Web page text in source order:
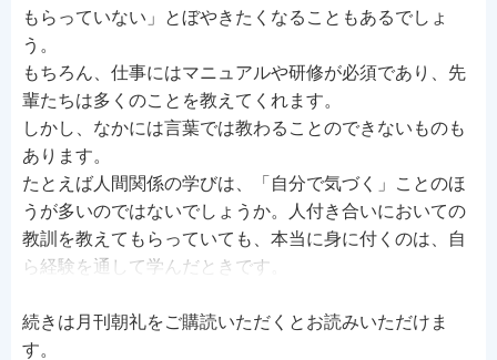
もらっていない」とぼやきたくなることもあるでしょ
う。
もちろん、仕事にはマニュアルや研修が必須であり、先
輩たちは多くのことを教えてくれます。
しかし、なかには言葉では教わることのできないものも
あります。
たとえば人間関係の学びは、「自分で気づく」ことのほ
うが多いのではないでしょうか。人付き合いにおいての
教訓を教えてもらっていても、本当に身に付くのは、自
ら経験を通して学んだときです。
続きは月刊朝礼をご購読いただくとお読みいただけま
す。